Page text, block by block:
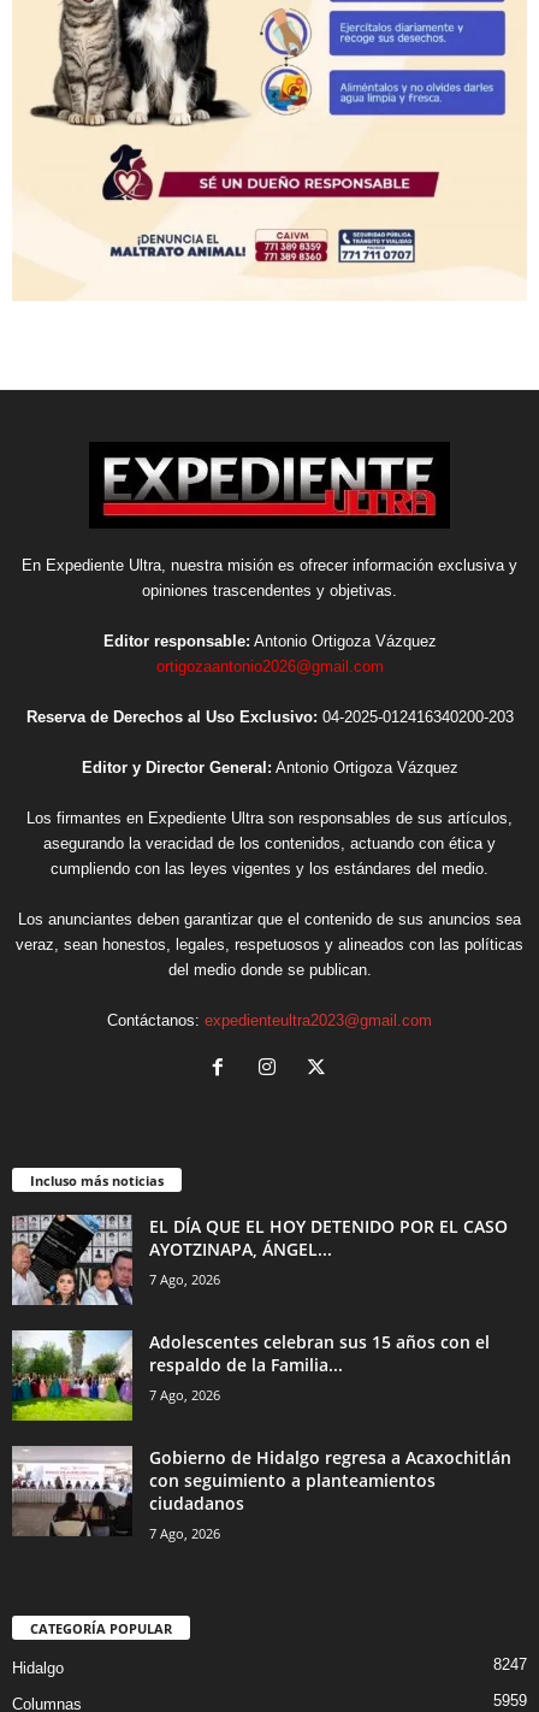
En Expediente Ultra, nuestra misión es ofrecer información exclusiva y
opiniones trascendentes y objetivas.
Editor responsable: Antonio Ortigoza Vázquez
ortigozaantonio2026@gmail.com
Reserva de Derechos al Uso Exclusivo: 04-2025-012416340200-203
Editor y Director General: Antonio Ortigoza Vázquez
Los firmantes en Expediente Ultra son responsables de sus artículos,
asegurando la veracidad de los contenidos, actuando con ética y
cumpliendo con las leyes vigentes y los estándares del medio.
Los anunciantes deben garantizar que el contenido de sus anuncios sea
veraz, sean honestos, legales, respetuosos y alineados con las políticas
del medio donde se publican.
Contáctanos: expedienteultra2023@gmail.com
Incluso más noticias
EL DÍA QUE EL HOY DETENIDO POR EL CASO
AYOTZINAPA, ÁNGEL...
7 Ago, 2026
Adolescentes celebran sus 15 años con el
respaldo de la Familia...
7 Ago, 2026
Gobierno de Hidalgo regresa a Acaxochitlán
con seguimiento a planteamientos
ciudadanos
7 Ago, 2026
CATEGORÍA POPULAR
Hidalgo 8247
Columnas 5959